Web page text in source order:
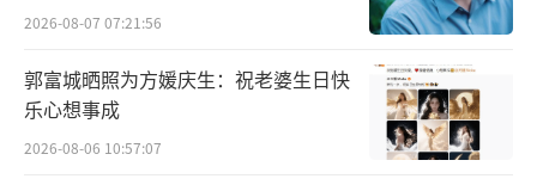
2026-08-07 07:21:56
郭富城晒照为方媛庆生：祝老婆生日快
乐心想事成
2026-08-06 10:57:07